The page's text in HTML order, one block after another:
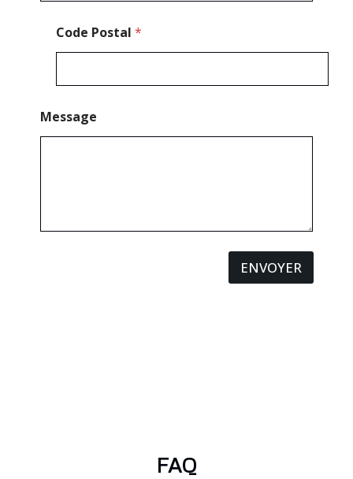
Code Postal *
Message
ENVOYER
FAQ